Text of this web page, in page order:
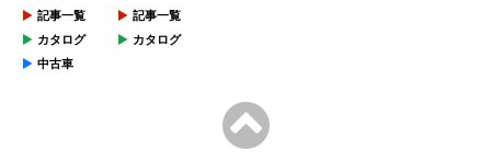
記事一覧
カタログ
中古車
記事一覧
カタログ